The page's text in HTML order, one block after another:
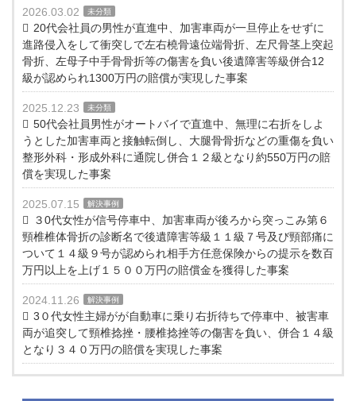
2026.03.02 未分類
20代会社員の男性が直進中、加害車両が一旦停止をせずに
進路侵入をして衝突しで左右橈骨遠位端骨折、左尺骨茎上突起
骨折、左母子中手骨骨折等の傷害を負い後遺障害等級併合12
級が認められ1300万円の賠償が実現した事案
2025.12.23 未分類
50代会社員男性がオートバイで直進中、無理に右折をしよ
うとした加害車両と接触転倒し、大腿骨骨折などの重傷を負い
整形外科・形成外科に通院し併合１２級となり約550万円の賠
償を実現した事案
2025.07.15 解決事例
３0代女性が信号停車中、加害車両が後ろから突っこみ第６
頸椎椎体骨折の診断名で後遺障害等級１１級７号及び頸部痛に
ついて１４級９号が認められ相手方任意保険からの提示を数百
万円以上を上げ１５００万円の賠償金を獲得した事案
2024.11.26 解決事例
3０代女性主婦がが自動車に乗り右折待ちで停車中、被害車
両が追突して頸椎捻挫・腰椎捻挫等の傷害を負い、併合１４級
となり３４０万円の賠償を実現した事案